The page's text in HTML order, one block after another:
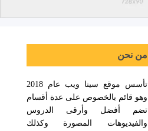
من نحن
تأسس موقع سينا ويب عام 2018
وهو قائم بالخصوص على عدة أقسام
تضم أفضل وأرقى الدروس
والفيديوهات المصورة وكذلك